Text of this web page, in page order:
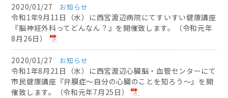
2020/01/27 お知らせ
令和1年9月11日（水）に西宮渡辺病院にてすいすい健康講座
『脳神経外科ってどんなん？』を開催致します。（令和元年
8月26日）
2020/01/27 お知らせ
令和1年8月21日（水）に西宮渡辺心臓脳・血管センターにて
市民健康講座『弁膜症〜自分の心臓のことを知ろう〜』を開
催致します。（令和元年7月25日）